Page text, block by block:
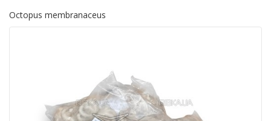
Octopus membranaceus